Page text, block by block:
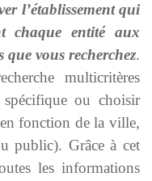
l’établissement qui
chaque entité aux
que vous recherchez.
multicritères
ou choisir
fonction de la ville,
public). Grâce à cet
les informations